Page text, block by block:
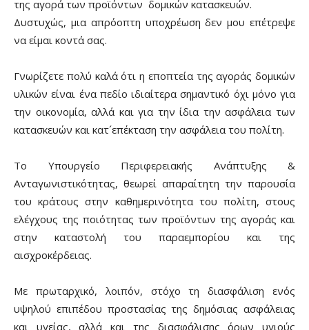
της αγορά των προϊόντων δομικών κατασκευών.
Δυστυχώς, μια απρόοπτη υποχρέωση δεν μου επέτρεψε
να είμαι κοντά σας.
Γνωρίζετε πολύ καλά ότι η εποπτεία της αγοράς δομικών
υλικών είναι ένα πεδίο ιδιαίτερα σημαντικό όχι μόνο για
την οικονομία, αλλά και για την ίδια την ασφάλεια των
κατασκευών και κατ´επέκταση την ασφάλεια του πολίτη.
Το Υπουργείο Περιφερειακής Ανάπτυξης &
Ανταγωνιστικότητας, θεωρεί απαραίτητη την παρουσία
του κράτους στην καθημερινότητα του πολίτη, στους
ελέγχους της ποιότητας των προϊόντων της αγοράς και
στην καταστολή του παραεμπορίου και της
αισχροκέρδειας.
Με πρωταρχικό, λοιπόν, στόχο τη διασφάλιση ενός
υψηλού επιπέδου προστασίας της δημόσιας ασφάλειας
και υγείας, αλλά και της διασφάλισης όρων υγιούς